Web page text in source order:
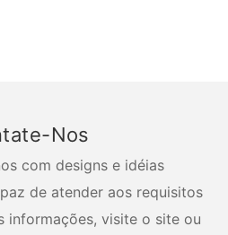
Nos
com designs e idéias
de atender aos requisitos
informações, visite o site ou